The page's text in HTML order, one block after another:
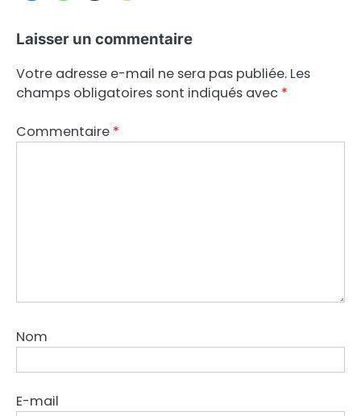
Laisser un commentaire
Votre adresse e-mail ne sera pas publiée. Les
champs obligatoires sont indiqués avec *
Commentaire *
Nom
E-mail